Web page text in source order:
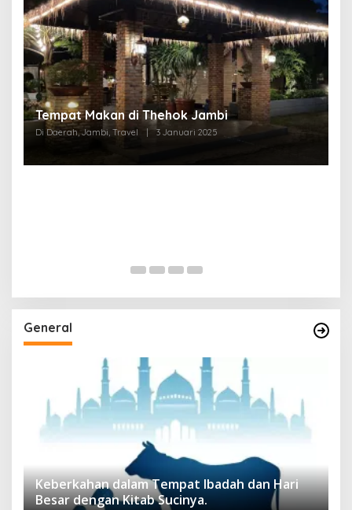
Tempat Makan di Thehok Jambi
Di Daerah, Jambi, Travel | 3 Januari 2025
General
Keberkahan dalam Tempat Ibadah dan Hari
Besar dengan Kitab Sucinya.